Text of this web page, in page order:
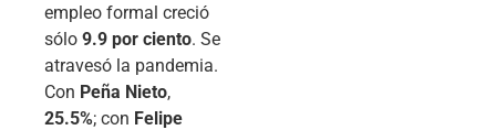
empleo formal creció
sólo 9.9 por ciento. Se
atravesó la pandemia.
Con Peña Nieto,
25.5%; con Felipe